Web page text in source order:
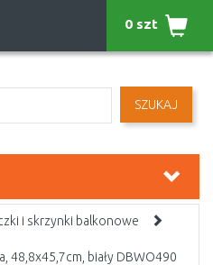
SZUKAJ
0 szt
i skrzynki balkonowe
48,8x45,7cm, biały DBWO490